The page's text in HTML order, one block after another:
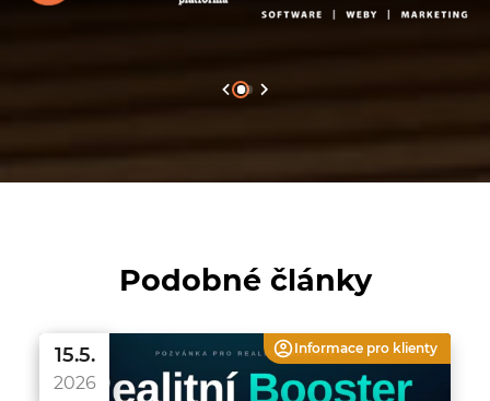
Podobné články
15.5.
2026
Informace pro klienty